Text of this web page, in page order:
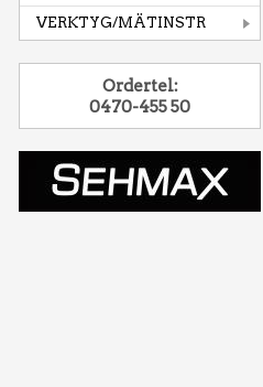
VERKTYG/MÄTINSTR
Ordertel:
0470-455 50